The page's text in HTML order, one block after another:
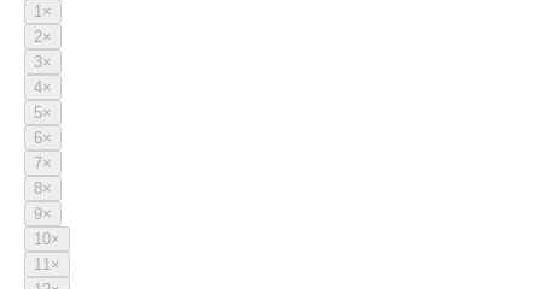
1×
2×
3×
4×
5×
6×
7×
8×
9×
10×
11×